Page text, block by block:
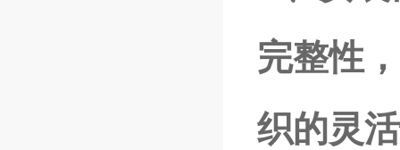
完整性
织的灵